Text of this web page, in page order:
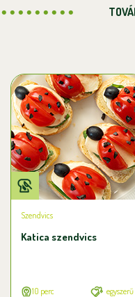
Szendvics
Katica szendvics
10 perc egyszerű